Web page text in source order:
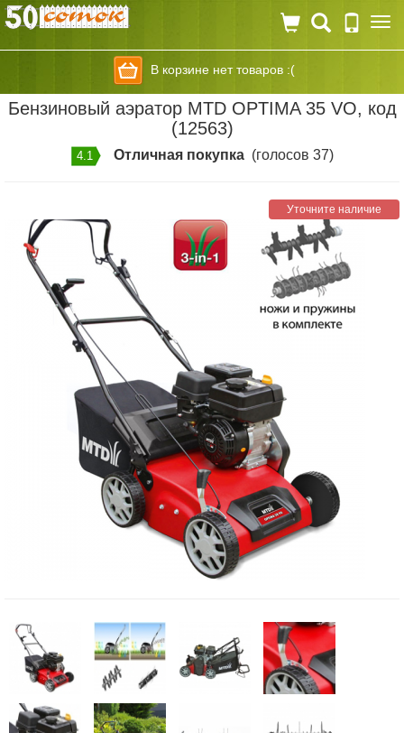
В корзине нет товаров :(
Бензиновый аэратор MTD OPTIMA 35 VO, код
(12563)
4.1 Отличная покупка(голосов 37)
Уточните наличие